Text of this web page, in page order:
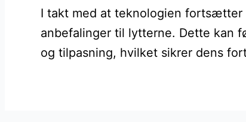
I takt med at teknologien fortsætter
anbefalinger til lytterne. Dette kan
og tilpasning, hvilket sikrer dens